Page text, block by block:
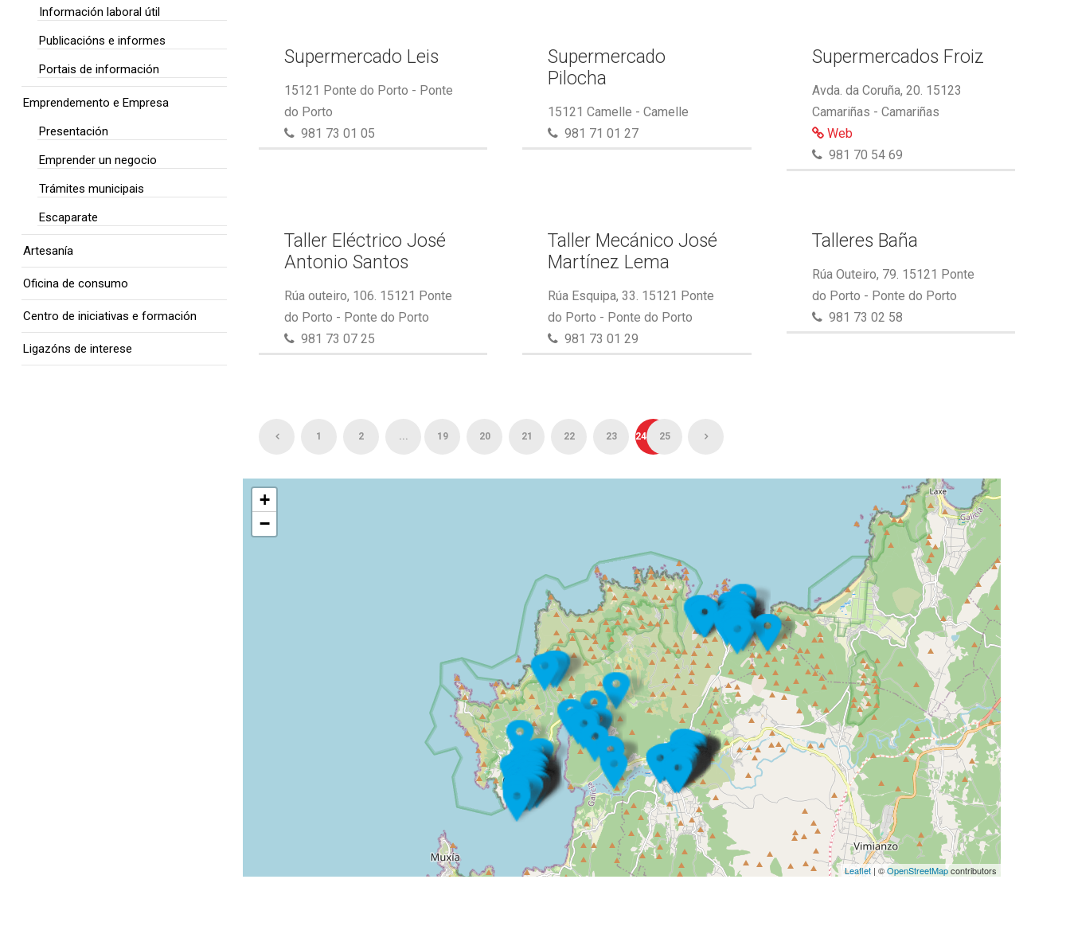
Supermercado Leis
15121 Ponte do Porto - Ponte
do Porto
981 73 01 05
Supermercado
Pilocha
15121 Camelle - Camelle
981 71 01 27
Supermercados Froiz
Avda. da Coruña, 20. 15123
Camariñas - Camariñas
Web
981 70 54 69
Taller Eléctrico José
Antonio Santos
Rúa outeiro, 106. 15121 Ponte
do Porto - Ponte do Porto
981 73 07 25
Taller Mecánico José
Martínez Lema
Rúa Esquipa, 33. 15121 Ponte
do Porto - Ponte do Porto
981 73 01 29
Talleres Baña
Rúa Outeiro, 79. 15121 Ponte
do Porto - Ponte do Porto
981 73 02 58
1 2 ... 19 20 21 22 23 24 25
+
−
Leaflet | ©OpenStreetMapcontributors
Información laboral útil
Publicacións e informes
Portais de información
Emprendemento e Empresa
Presentación
Emprender un negocio
Trámites municipais
Escaparate
Artesanía
Oficina de consumo
Centro de iniciativas e formación
Ligazóns de interese